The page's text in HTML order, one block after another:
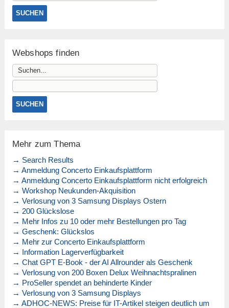
Webshops finden
Mehr zum Thema
→ Search Results
→ Anmeldung Concerto Einkaufsplattform
→ Anmeldung Concerto Einkaufsplattform nicht erfolgreich
→ Workshop Neukunden-Akquisition
→ Verlosung von 3 Samsung Displays Ostern
→ 200 Glückslose
→ Mehr Infos zu 10 oder mehr Bestellungen pro Tag
→ Geschenk: Glückslos
→ Mehr zur Concerto Einkaufsplattform
→ Information Lagerverfügbarkeit
→ Chat GPT E-Book - der AI Allrounder als Geschenk
→ Verlosung von 200 Boxen Delux Weihnachtspralinen
→ ProSeller spendet an behinderte Kinder
→ Verlosung von 3 Samsung Displays
→ ADHOC-NEWS: Preise für IT-Artikel steigen deutlich um